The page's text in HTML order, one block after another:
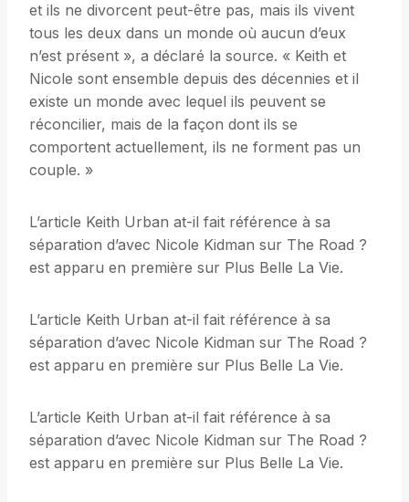
et ils ne divorcent peut-être pas, mais ils vivent
tous les deux dans un monde où aucun d’eux
n’est présent », a déclaré la source. « Keith et
Nicole sont ensemble depuis des décennies et il
existe un monde avec lequel ils peuvent se
réconcilier, mais de la façon dont ils se
comportent actuellement, ils ne forment pas un
couple. »
L’article Keith Urban at-il fait référence à sa
séparation d’avec Nicole Kidman sur The Road ?
est apparu en première sur Plus Belle La Vie.
L’article Keith Urban at-il fait référence à sa
séparation d’avec Nicole Kidman sur The Road ?
est apparu en première sur Plus Belle La Vie.
L’article Keith Urban at-il fait référence à sa
séparation d’avec Nicole Kidman sur The Road ?
est apparu en première sur Plus Belle La Vie.